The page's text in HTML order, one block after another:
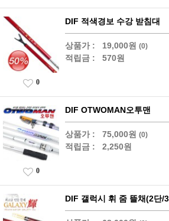
DIF 적색경보 수강 받침대
상품가 : 19,000원 (0)
적립금 : 570원
0
DIF OTWOMAN오투맨
상품가 : 75,000원 (0)
적립금 : 2,250원
0
DIF 갤럭시 휘 줌 뜰채(2단/